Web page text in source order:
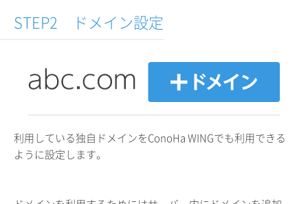
STEP2 ドメイン設定
利用している独自ドメインをConoHa WINGでも利用できる
ように設定します。